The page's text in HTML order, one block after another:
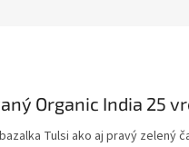
Organic India 25
Tulsi ako aj pravý zelený